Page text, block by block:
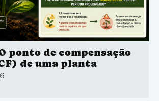
ponto de compensação
de uma planta